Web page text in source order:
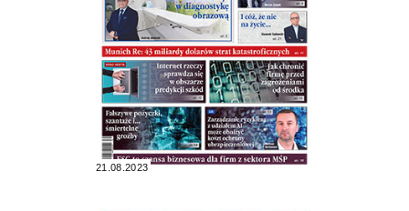
21.08.2023